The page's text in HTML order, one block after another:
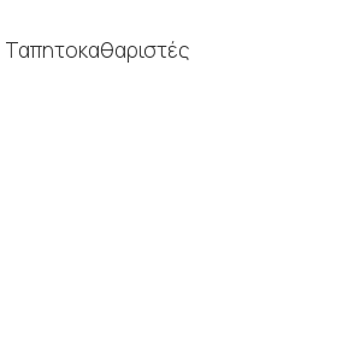
Ταπητοκαθαριστές